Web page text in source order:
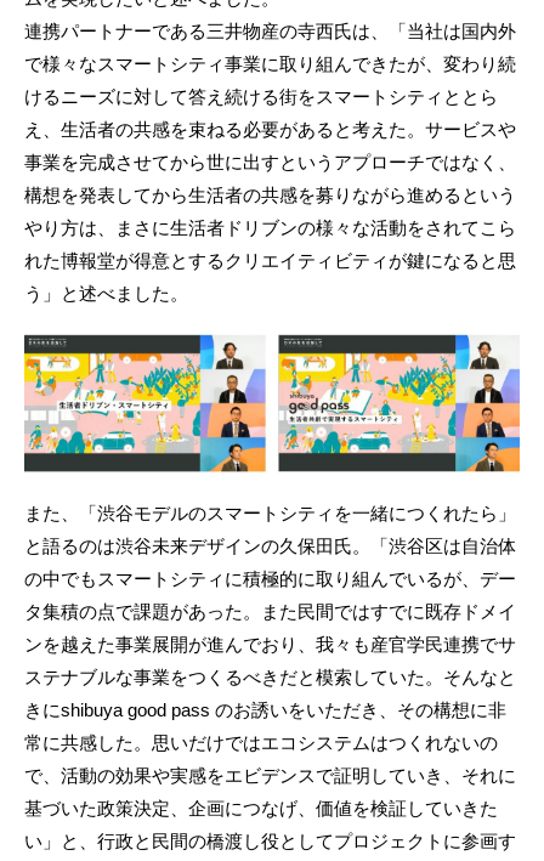
連携パートナーである三井物産の寺西氏は、「当社は国内外
で様々なスマートシティ事業に取り組んできたが、変わり続
けるニーズに対して答え続ける街をスマートシティととら
え、生活者の共感を束ねる必要があると考えた。サービスや
事業を完成させてから世に出すというアプローチではなく、
構想を発表してから生活者の共感を募りながら進めるという
やり方は、まさに生活者ドリブンの様々な活動をされてこら
れた博報堂が得意とするクリエイティビティが鍵になると思
う」と述べました。
また、「渋谷モデルのスマートシティを一緒につくれたら」
と語るのは渋谷未来デザインの久保田氏。「渋谷区は自治体
の中でもスマートシティに積極的に取り組んでいるが、デー
タ集積の点で課題があった。また民間ではすでに既存ドメイ
ンを越えた事業展開が進んでおり、我々も産官学民連携でサ
ステナブルな事業をつくるべきだと模索していた。そんなと
きにshibuya good pass のお誘いをいただき、その構想に非
常に共感した。思いだけではエコシステムはつくれないの
で、活動の効果や実感をエビデンスで証明していき、それに
基づいた政策決定、企画につなげ、価値を検証していきた
い」と、行政と民間の橋渡し役としてプロジェクトに参画す